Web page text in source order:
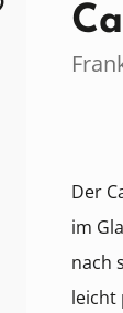
Der
im
nach
leicht